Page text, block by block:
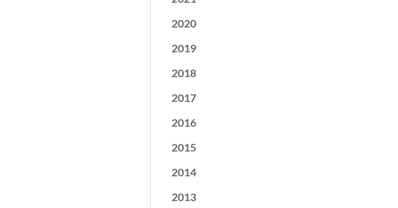
2020
2019
2018
2017
2016
2015
2014
2013